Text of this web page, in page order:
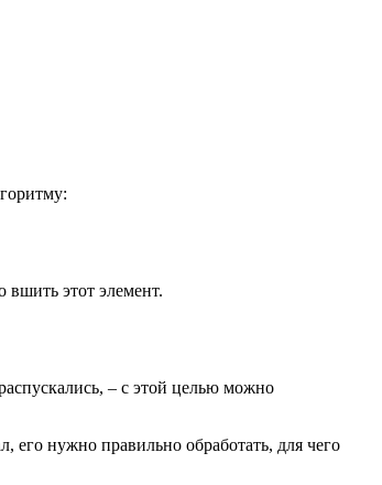
вшить этот элемент.
– с этой целью можно
его нужно правильно обработать, для чего